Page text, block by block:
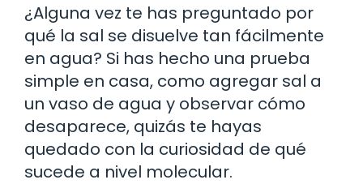
¿Alguna vez te has preguntado por
qué la sal se disuelve tan fácilmente
en agua? Si has hecho una prueba
simple en casa, como agregar sal a
un vaso de agua y observar cómo
desaparece, quizás te hayas
quedado con la curiosidad de qué
sucede a nivel molecular.